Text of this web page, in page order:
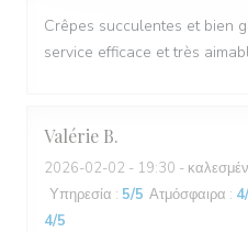
Crêpes succulentes et bien
service efficace et très
Valérie B
2026-02-02 - 19:30 -
Υπηρεσία : 5/5 Ατμόσφαιρα : 4
4/5